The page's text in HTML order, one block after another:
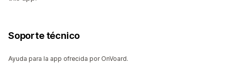
Soporte técnico
Ayuda para la app ofrecida por OnVoard.